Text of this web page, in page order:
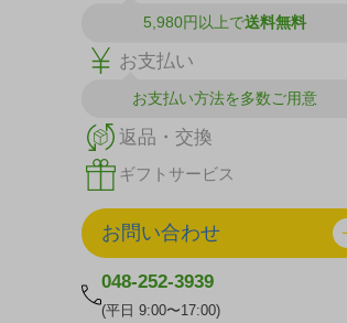
5,980円以上で送料無料
お支払い
お支払い方法を多数ご用意
返品・交換
ギフトサービス
お問い合わせ
048-252-3939
(平日 9:00〜17:00)